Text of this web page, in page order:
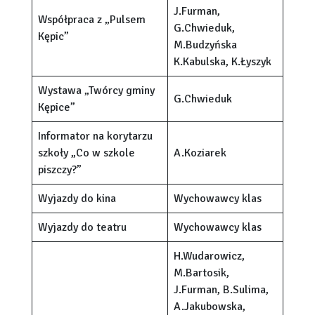
Współpraca z „Pulsem
Kępic”
J.Furman,
G.Chwieduk,
M.Budzyńska
K.Kabulska, K.Łyszyk
Wystawa „Twórcy gminy
Kępice”
G.Chwieduk
Informator na korytarzu
szkoły „Co w szkole
piszczy?”
A.Koziarek
Wyjazdy do kina Wychowawcy klas
Wyjazdy do teatru Wychowawcy klas
H.Wudarowicz,
M.Bartosik,
J.Furman, B.Sulima,
A.Jakubowska,